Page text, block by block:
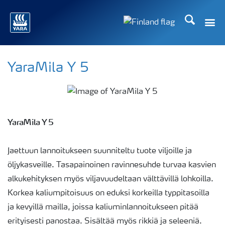
Etsi
YaraMila Y 5
YaraMila Y 5
Jaettuun lannoitukseen suunniteltu tuote viljoille ja
öljykasveille. Tasapainoinen ravinnesuhde turvaa kasvien
alkukehityksen myös viljavuudeltaan välttävillä lohkoilla.
Korkea kaliumpitoisuus on eduksi korkeilla typpitasoilla
ja kevyillä mailla, joissa kaliuminlannoitukseen pitää
erityisesti panostaa. Sisältää myös rikkiä ja seleeniä.